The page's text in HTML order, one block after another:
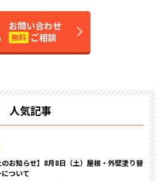
お問い合わせ
無料 ご相談
人気記事
のお知らせ】8月8日（土）屋根・外壁塗り替
ついて